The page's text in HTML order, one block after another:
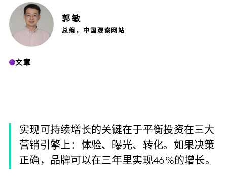
郭 敏
总编，中国观察网站
文章
实现可持续增长的关键在于平衡投资在三大
营销引擎上：体验、曝光、转化。如果决策
正确，品牌可以在三年里实现46%的增长。